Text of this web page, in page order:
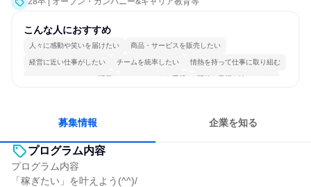
こんな人におすすめ
人々に感動や笑いを届けたい 商品・サービスを販売したい
経営に近い仕事がしたい チームを統率したい 情熱を持って仕事に取り組む
コミュニケーションが活発 チームワークを重視 明確な目標を追いかける
募集情報 企業を知る
プログラム内容
プログラム内容
「稼ぎたい」を叶えよう(^^)/